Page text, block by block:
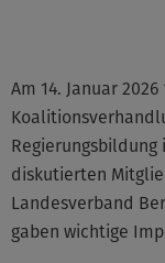
Am 14. Januar
diskutierten
Landesverband
gaben wichtige